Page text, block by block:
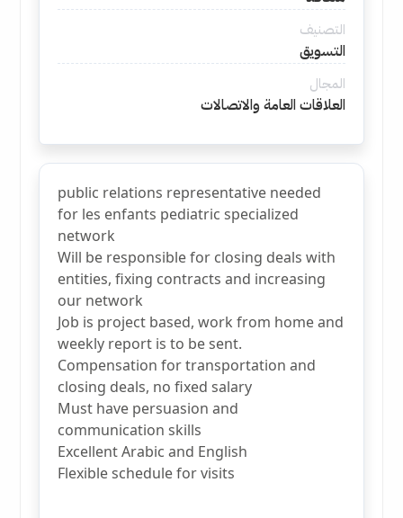
التصنيف
التسويق
المجال
العلاقات العامة والاتصالات
public relations representative needed
for les enfants pediatric specialized
network
Will be responsible for closing deals with
entities, fixing contracts and increasing
our network
Job is project based, work from home and
weekly report is to be sent.
Compensation for transportation and
closing deals, no fixed salary
Must have persuasion and
communication skills
Excellent Arabic and English
Flexible schedule for visits